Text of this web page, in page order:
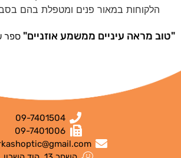
הלקוחות במאור פנים ומטפלת בהם
"טוב מראה עיניים ממשמע אוזניים"ספר
09-7401504
09-7401006